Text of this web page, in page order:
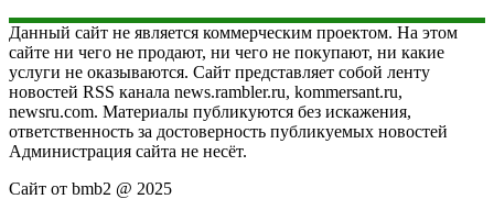
Данный сайт не является коммерческим проектом. На этом
сайте ни чего не продают, ни чего не покупают, ни какие
услуги не оказываются. Сайт представляет собой ленту
новостей RSS канала news.rambler.ru, kommersant.ru,
newsru.com. Материалы публикуются без искажения,
ответственность за достоверность публикуемых новостей
Администрация сайта не несёт.
Сайт от bmb2 @ 2025